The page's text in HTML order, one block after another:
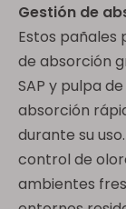
Gestión de
Estos pañales
de absorción
SAP y pulpa
absorción
durante su
control de
ambientes